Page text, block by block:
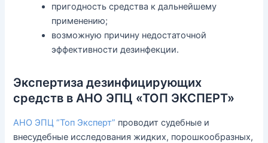
пригодность средства к дальнейшему
применению;
возможную причину недостаточной
эффективности дезинфекции.
Экспертиза дезинфицирующих
средств в АНО ЭПЦ «ТОП ЭКСПЕРТ»
АНО ЭПЦ “Топ Эксперт” проводит судебные и
внесудебные исследования жидких, порошкообразных,